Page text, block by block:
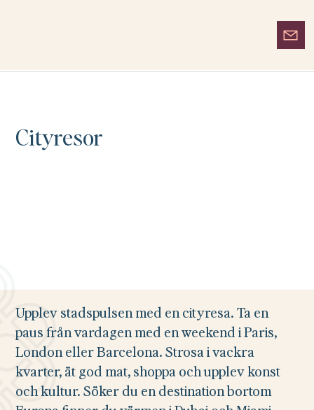
Cityresor
Upplev stadspulsen med en cityresa. Ta en
paus från vardagen med en weekend i Paris,
London eller Barcelona. Strosa i vackra
kvarter, ät god mat, shoppa och upplev konst
och kultur. Söker du en destination bortom